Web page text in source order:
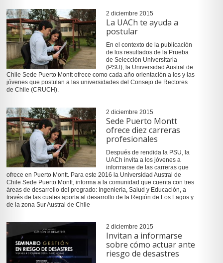
2 diciembre 2015
La UACh te ayuda a
postular
En el contexto de la publicación
de los resultados de la Prueba
de Selección Universitaria
(PSU), la Universidad Austral de
Chile Sede Puerto Montt ofrece como cada año orientación a los y las
jóvenes que postulan a las universidades del Consejo de Rectores
de Chile (CRUCH).
2 diciembre 2015
Sede Puerto Montt
ofrece diez carreras
profesionales
Después de rendida la PSU, la
UACh invita a los jóvenes a
informarse de las carreras que
ofrece en Puerto Montt. Para este 2016 la Universidad Austral de
Chile Sede Puerto Montt, informa a la comunidad que cuenta con tres
áreas de desarrollo del pregrado: Ingeniería, Salud y Educación, a
través de las cuales aporta al desarrollo de la Región de Los Lagos y
de la zona Sur Austral de Chile
2 diciembre 2015
Invitan a informarse
sobre cómo actuar ante
riesgo de desastres